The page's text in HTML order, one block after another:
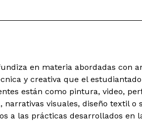
en materia abordadas con
y creativa que el
están como pintura, video,
narrativas visuales, diseño textil o
a las prácticas desarrollados en